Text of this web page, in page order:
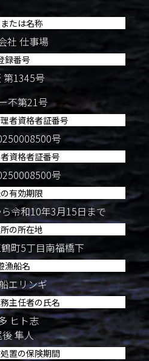
たは名称
社 仕事場
録番号
第1345号
不第21号
者資格者証番号
号
資格者証番号
号
有効期限
令和10年3月15日まで
の所在地
町5丁目南福橋下
漁船名
エリンギ
主任者の氏名
ヒト志
隼人
置の保険期間